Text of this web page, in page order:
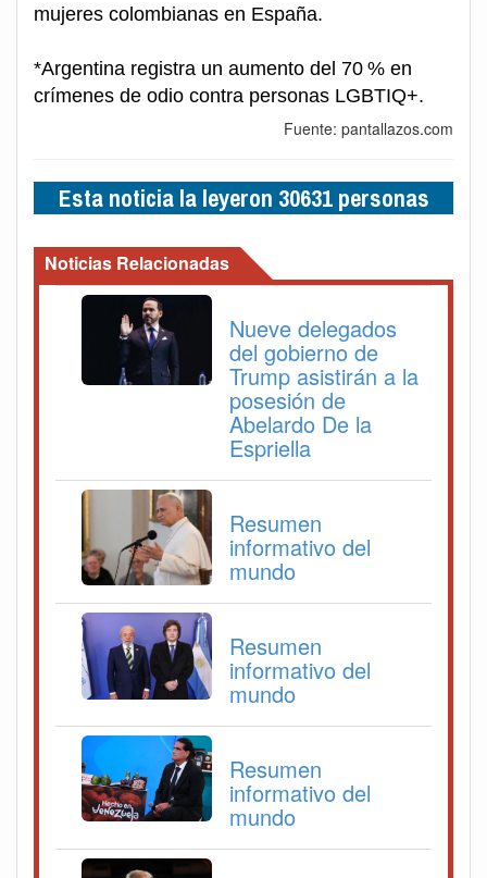
mujeres colombianas en España.
*Argentina registra un aumento del 70 % en
crímenes de odio contra personas LGBTIQ+.
Fuente: pantallazos.com
Esta noticia la leyeron 30631 personas
Noticias Relacionadas
Nueve delegados
del gobierno de
Trump asistirán a la
posesión de
Abelardo De la
Espriella
Resumen
informativo del
mundo
Resumen
informativo del
mundo
Resumen
informativo del
mundo